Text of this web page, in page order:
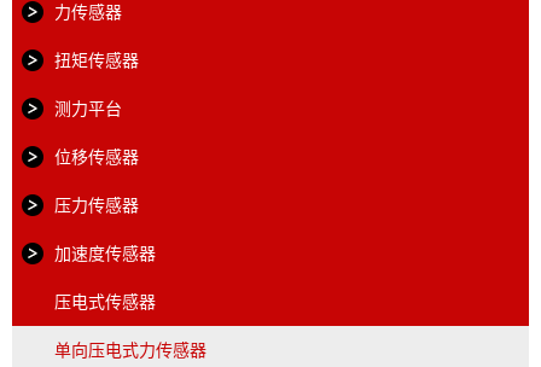
力传感器
扭矩传感器
测力平台
位移传感器
压力传感器
加速度传感器
压电式传感器
单向压电式力传感器